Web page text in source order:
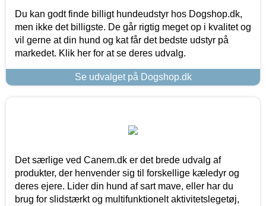
Du kan godt finde billigt hundeudstyr hos Dogshop.dk,
men ikke det billigste. De går rigtig meget op i kvalitet og
vil gerne at din hund og kat får det bedste udstyr på
markedet. Klik her for at se deres udvalg.
Se udvalget på Dogshop.dk
Det særlige ved Canem.dk er det brede udvalg af
produkter, der henvender sig til forskellige kæledyr og
deres ejere. Lider din hund af sart mave, eller har du
brug for slidstærkt og multifunktionelt aktivitetslegetøj,